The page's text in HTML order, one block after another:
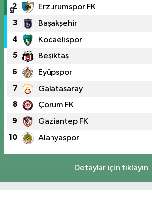
2 Erzurumspor FK
3 Başakşehir
4 Kocaelispor
5 Beşiktaş
6 Eyüpspor
7 Galatasaray
8 Çorum FK
9 Gaziantep FK
10 Alanyaspor
Detaylar için tıklayın